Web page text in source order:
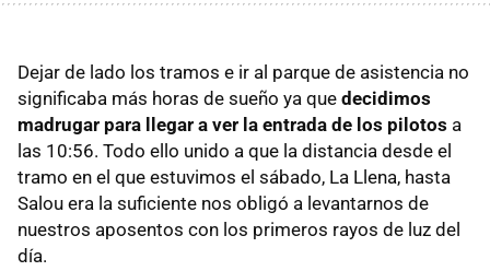
Dejar de lado los tramos e ir al parque de asistencia no
significaba más horas de sueño ya que decidimos
madrugar para llegar a ver la entrada de los pilotos a
las 10:56. Todo ello unido a que la distancia desde el
tramo en el que estuvimos el sábado, La Llena, hasta
Salou era la suficiente nos obligó a levantarnos de
nuestros aposentos con los primeros rayos de luz del
día.